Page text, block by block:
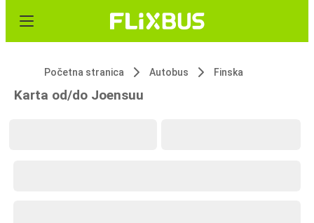
Početna stranica Autobus Finska
Karta od/do Joensuu